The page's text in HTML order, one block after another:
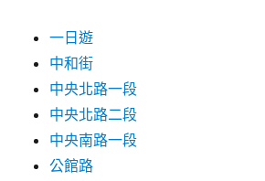
一日遊
中和街
中央北路一段
中央北路二段
中央南路一段
公館路